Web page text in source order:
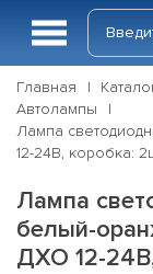
Главная
Автолампы
Лампа
12-24В, коробка:
Лампа
белый-
ДХО 12-